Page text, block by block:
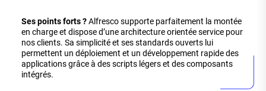
Ses points forts ?Alfresco supporte parfaitement la montée
en charge et dispose d’une architecture orientée service pour
nos clients. Sa simplicité et ses standards ouverts lui
permettent un déploiement et un développement rapide des
applications grâce à des scripts légers et des composants
intégrés.